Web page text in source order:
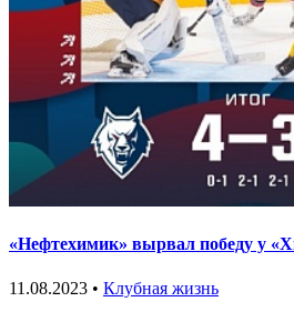
«Нефтехимик» вырвал победу у
11.08.2023 • Клубная жизнь